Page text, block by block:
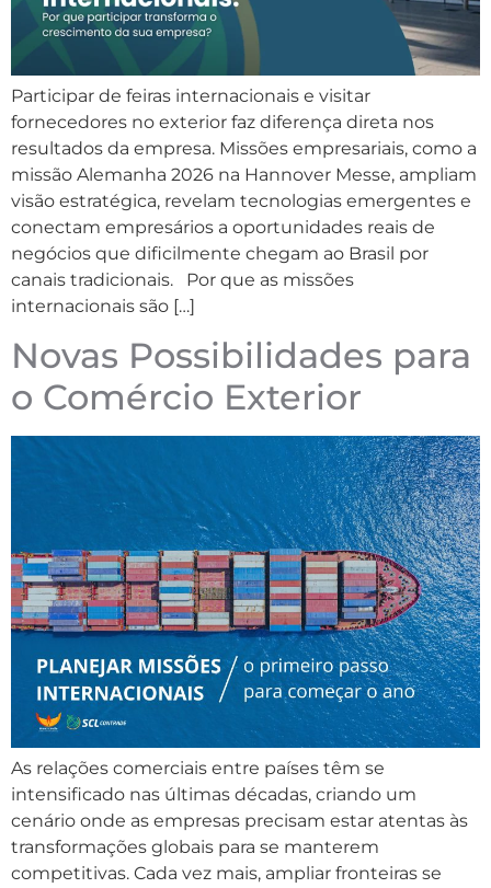
Participar de feiras internacionais e visitar
fornecedores no exterior faz diferença direta nos
resultados da empresa. Missões empresariais, como a
missão Alemanha 2026 na Hannover Messe, ampliam
visão estratégica, revelam tecnologias emergentes e
conectam empresários a oportunidades reais de
negócios que dificilmente chegam ao Brasil por
canais tradicionais. Por que as missões
internacionais são […]
Novas Possibilidades para
o Comércio Exterior
As relações comerciais entre países têm se
intensificado nas últimas décadas, criando um
cenário onde as empresas precisam estar atentas às
transformações globais para se manterem
competitivas. Cada vez mais, ampliar fronteiras se